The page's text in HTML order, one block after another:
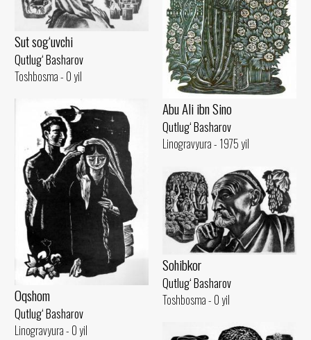
Abu Ali ibn Sino
Qutlug‘ Basharov
Linogravyura - 1975 yil
Sut sog‘uvchi
Qutlug‘ Basharov
Toshbosma - 0 yil
Oqshom
Qutlug‘ Basharov
Linogravyura - 0 yil
Sohibkor
Qutlug‘ Basharov
Toshbosma - 0 yil